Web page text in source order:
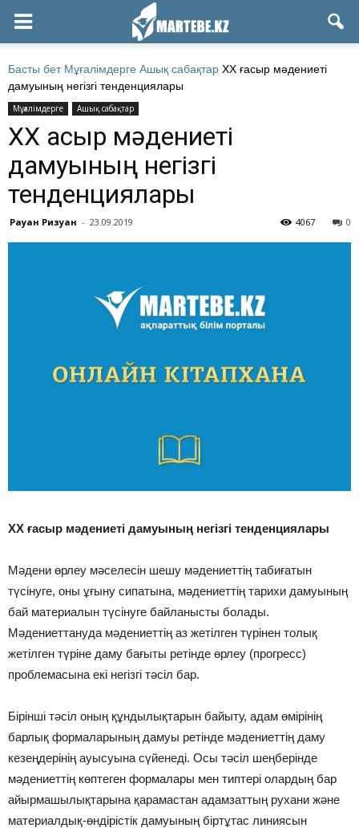
Басты бет Мұғалімдерге Ашық сабақтар ХХ ғасыр мәдениеті
дамуының негізгі тенденциялары
Мұғалімдерге Ашық сабақтар
ХХ ғасыр мәдениеті
дамуының негізгі
тенденциялары
Рауан Ризуан - 23.09.2019 0
4067
ХХ ғасыр мәдениеті дамуының негізгі тенденциялары
Мәдени өрлеу мәселесін шешу мәдениеттің табиғатын
түсінуге, оны ұғыну сипатына, мәдениеттің тарихи дамуының
бай материалын түсінуге байланысты болады.
Мәдениеттануда мәдениеттің аз жетілген түрінен толық
жетілген түріне даму бағыты ретінде өрлеу (прогресс)
проблемасына екі негізгі тәсіл бар.
Бірінші тәсіл оның құндылықтарын байыту, адам өмірінің
барлық формаларының дамуы ретінде мәдениеттің даму
кезеңдерінің ауысуына сүйенеді. Осы тәсіл шеңберінде
мәдениеттің көптеген формалары мен типтері олардың бар
айырмашылықтарына қарамастан адамзаттың рухани және
материалдық-өндірістік дамуының біртұтас линиясын